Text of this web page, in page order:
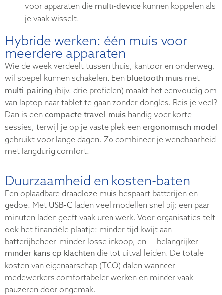
voor apparaten die multi-device kunnen koppelen als
je vaak wisselt.
Hybride werken: één muis voor
meerdere apparaten
Wie de week verdeelt tussen thuis, kantoor en onderweg,
wil soepel kunnen schakelen. Een bluetooth muis met
multi-pairing (bijv. drie profielen) maakt het eenvoudig om
van laptop naar tablet te gaan zonder dongles. Reis je veel?
Dan is een compacte travel-muis handig voor korte
sessies, terwijl je op je vaste plek een ergonomisch model
gebruikt voor lange dagen. Zo combineer je wendbaarheid
met langdurig comfort.
Duurzaamheid en kosten-baten
Een oplaadbare draadloze muis bespaart batterijen en
gedoe. Met USB-C laden veel modellen snel bij; een paar
minuten laden geeft vaak uren werk. Voor organisaties telt
ook het financiële plaatje: minder tijd kwijt aan
batterijbeheer, minder losse inkoop, en — belangrijker —
minder kans op klachten die tot uitval leiden. De totale
kosten van eigenaarschap (TCO) dalen wanneer
medewerkers comfortabeler werken en minder vaak
pauzeren door ongemak.